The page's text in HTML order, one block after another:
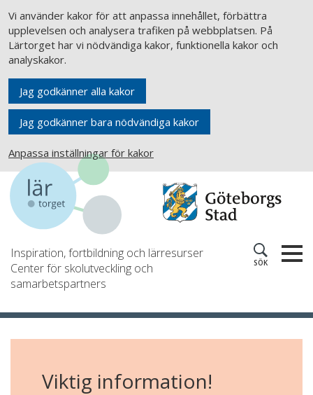
Vi använder kakor för att anpassa innehållet, förbättra
upplevelsen och analysera trafiken på webbplatsen. På
Lärtorget har vi nödvändiga kakor, funktionella kakor och
analyskakor.
Jag godkänner alla kakor
Jag godkänner bara nödvändiga kakor
Anpassa inställningar för kakor
Inspiration, fortbildning och lärresurser
Center för skolutveckling och
samarbetspartners
SÖK
Viktig information!